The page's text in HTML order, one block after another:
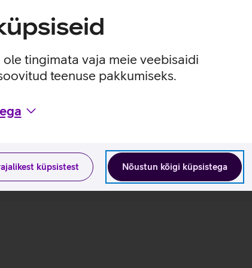
tingimata vaja meie veebisaidi
teenuse pakkumiseks.
Nõustun kõigi küpsistega
küpsistest